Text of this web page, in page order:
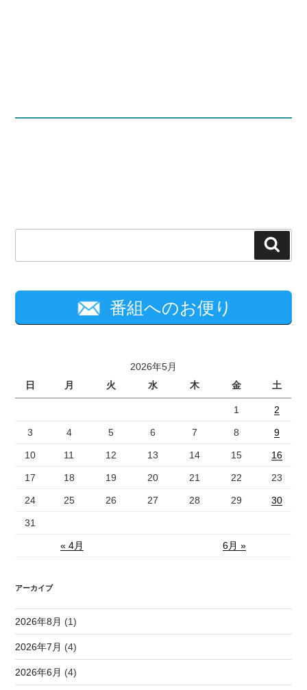
索
番組へのお便り
2026年5月
日
月 火 水 木 金 土
« 4月 6月 »
1 2
3 4 5 6 7 8 9
10 11 12 13 14 15 16
17 18 19 20 21 22 23
24 25 26 27 28 29 30
31
アーカイブ
2026年8月 (1)
2026年7月 (4)
2026年6月 (4)